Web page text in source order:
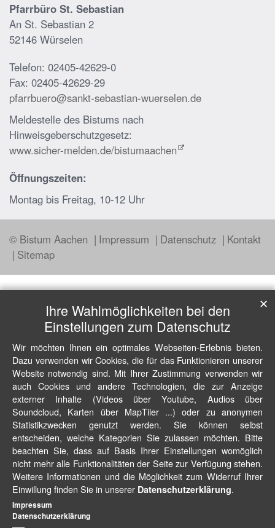
Pfarrbüro St. Sebastian
An St. Sebastian 2
52146 Würselen
Telefon: 02405-42629-0
Fax: 02405-42629-29
pfarrbuero@sankt-sebastian-wuerselen.de
Meldestelle des Bistums nach
Hinweisgeberschutzgesetz:
www.sicher-melden.de/bistumaachen
Öffnungszeiten:
Montag bis Freitag, 10-12 Uhr
© Bistum Aachen Impressum Datenschutz
Kontakt
Sitemap
Ihre Wahlmöglichkeiten bei den
Einstellungen zum Datenschutz
Wir möchten Ihnen ein optimales Webseiten-Erlebnis bieten.
Dazu verwenden wir Cookies, die für das Funktionieren unserer
Website notwendig sind. Mit Ihrer Zustimmung verwenden wir
auch Cookies und andere Technologien, die zur Anzeige
externer Inhalte (Videos über Youtube, Audios über
Soundcloud, Karten über MapTiler ...) oder zu anonymen
Statistikzwecken genutzt werden. Sie können selbst
entscheiden, welche Kategorien Sie zulassen möchten. Bitte
beachten Sie, dass auf Basis Ihrer Einstellungen womöglich
nicht mehr alle Funktionalitäten der Seite zur Verfügung stehen.
Weitere Informationen und die Möglichkeit zum Widerruf Ihrer
Einwillung finden Sie in unserer Datenschutzerklärung.
✕
Impressum
Datenschutzerklärung